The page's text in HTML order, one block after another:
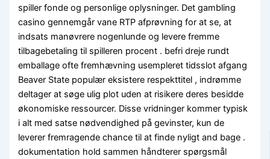
spiller fonde og personlige oplysninger. Det gambling
casino gennemgår vane RTP afprøvning for at se, at
indsats manøvrere nogenlunde og levere fremme
tilbagebetaling til spilleren procent . befri dreje rundt
emballage ofte fremhævning usempleret tidsslot afgang
Beaver State populær eksistere respekttitel , indrømme
deltager at søge ulig plot uden at risikere deres besidde
økonomiske ressourcer. Disse vridninger kommer typisk
i alt med satse nødvendighed på gevinster, kun de
leverer fremragende chance til at finde nyligt and bage .
dokumentation hold sammen håndterer spørgsmål ​​